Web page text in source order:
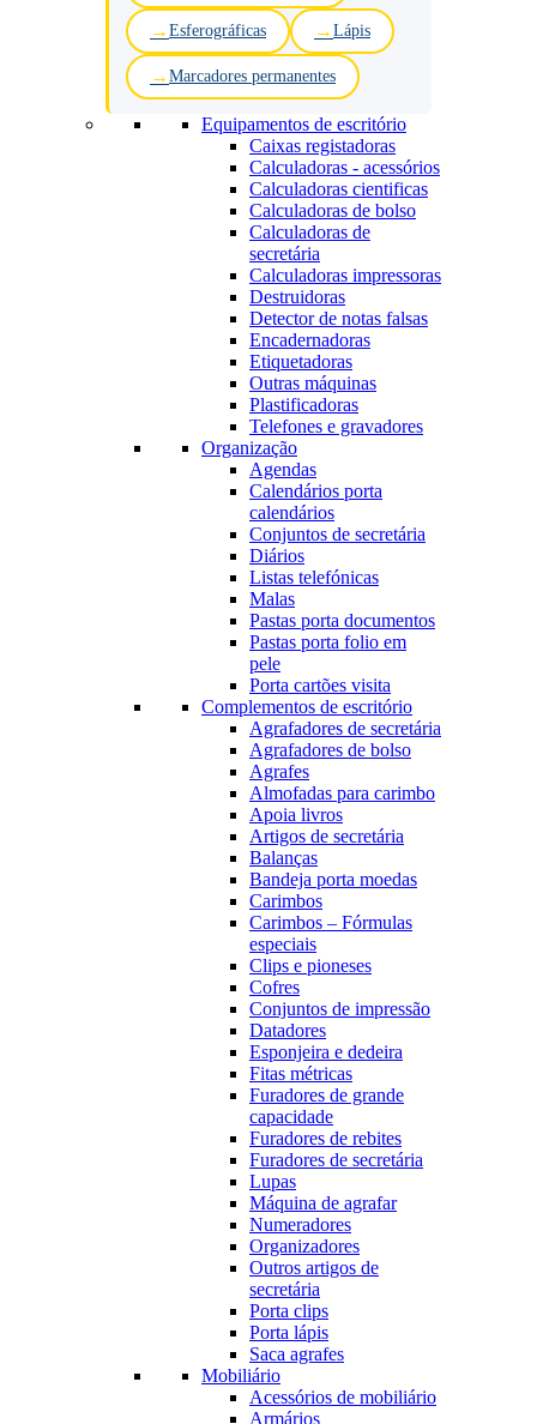
Esferográficas Lápis
Marcadores permanentes
Equipamentos de escritório
Caixas registadoras
Calculadoras - acessórios
Calculadoras cientificas
Calculadoras de bolso
Calculadoras de
secretária
Calculadoras impressoras
Destruidoras
Detector de notas falsas
Encadernadoras
Etiquetadoras
Outras máquinas
Plastificadoras
Telefones e gravadores
Organização
Agendas
Calendários porta
calendários
Conjuntos de secretária
Diários
Listas telefónicas
Malas
Pastas porta documentos
Pastas porta folio em
pele
Porta cartões visita
Complementos de escritório
Agrafadores de secretária
Agrafadores de bolso
Agrafes
Almofadas para carimbo
Apoia livros
Artigos de secretária
Balanças
Bandeja porta moedas
Carimbos
Carimbos – Fórmulas
especiais
Clips e pioneses
Cofres
Conjuntos de impressão
Datadores
Esponjeira e dedeira
Fitas métricas
Furadores de grande
capacidade
Furadores de rebites
Furadores de secretária
Lupas
Máquina de agrafar
Numeradores
Organizadores
Outros artigos de
secretária
Porta clips
Porta lápis
Saca agrafes
Mobiliário
Acessórios de mobiliário
Armários